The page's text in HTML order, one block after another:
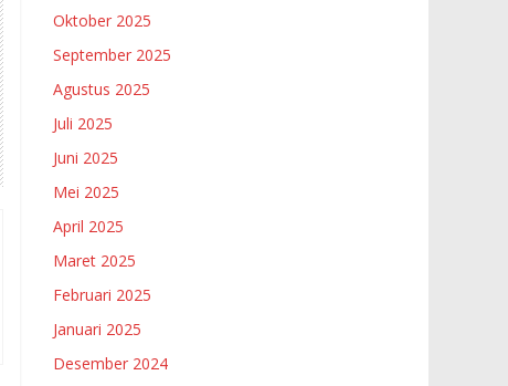
Oktober 2025
September 2025
Agustus 2025
Juli 2025
Juni 2025
Mei 2025
April 2025
Maret 2025
Februari 2025
Januari 2025
Desember 2024